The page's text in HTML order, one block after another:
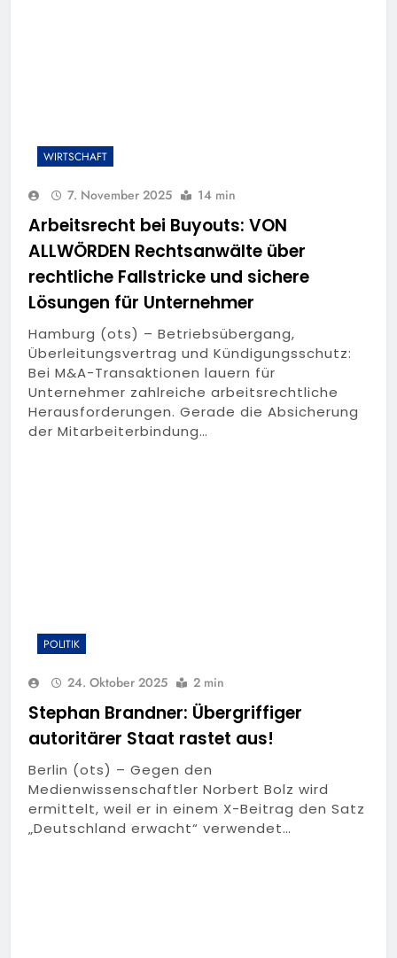
WIRTSCHAFT
7. November 2025 14 min
Arbeitsrecht bei Buyouts: VON
ALLWÖRDEN Rechtsanwälte über
rechtliche Fallstricke und sichere
Lösungen für Unternehmer
Hamburg (ots) – Betriebsübergang,
Überleitungsvertrag und Kündigungsschutz:
Bei M&A-Transaktionen lauern für
Unternehmer zahlreiche arbeitsrechtliche
Herausforderungen. Gerade die Absicherung
der Mitarbeiterbindung…
POLITIK
24. Oktober 2025 2 min
Stephan Brandner: Übergriffiger
autoritärer Staat rastet aus!
Berlin (ots) – Gegen den
Medienwissenschaftler Norbert Bolz wird
ermittelt, weil er in einem X-Beitrag den Satz
„Deutschland erwacht“ verwendet…